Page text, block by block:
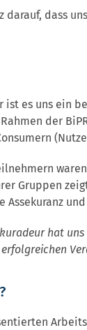
darauf, dass
ist es uns ein
der
Gruppen
hat